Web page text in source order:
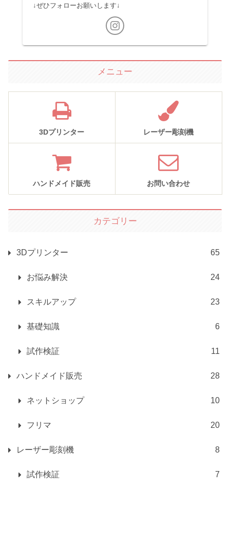
↓ぜひフォローお願いします↓
メニュー
3Dプリンター レーザー彫刻機
ハンドメイド販売 お問い合わせ
カテゴリー
3Dプリンター 65
お悩み解決 24
スキルアップ 23
基礎知識 6
試作検証 11
ハンドメイド販売 28
ネットショップ 10
フリマ 20
レーザー彫刻機 8
試作検証 7